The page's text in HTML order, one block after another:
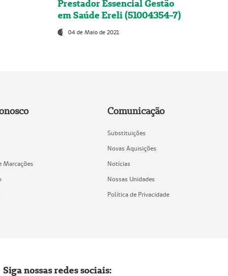
Prestador Essencial Gestão
em Saúde Ereli (51004354-7)
04 de Maio de 2021
Marcações
Comunicação
Substituições
Novas Aquisições
Notícias
Nossas Unidades
Política de Privacidade
Siga nossas redes sociais: